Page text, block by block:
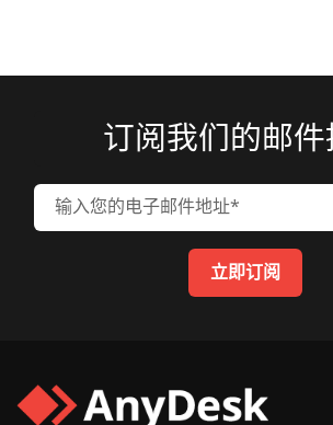
订阅我们的邮
立即订阅